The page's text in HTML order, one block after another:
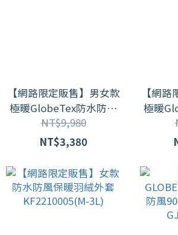
【網路限定販售】男女款
極暖GlobeTex防水防風
無車縫保暖顯瘦中長版羽
絨外套 (GJ23035)
NT$9,980
NT$3,380
【網
極暖
無車縫
絨